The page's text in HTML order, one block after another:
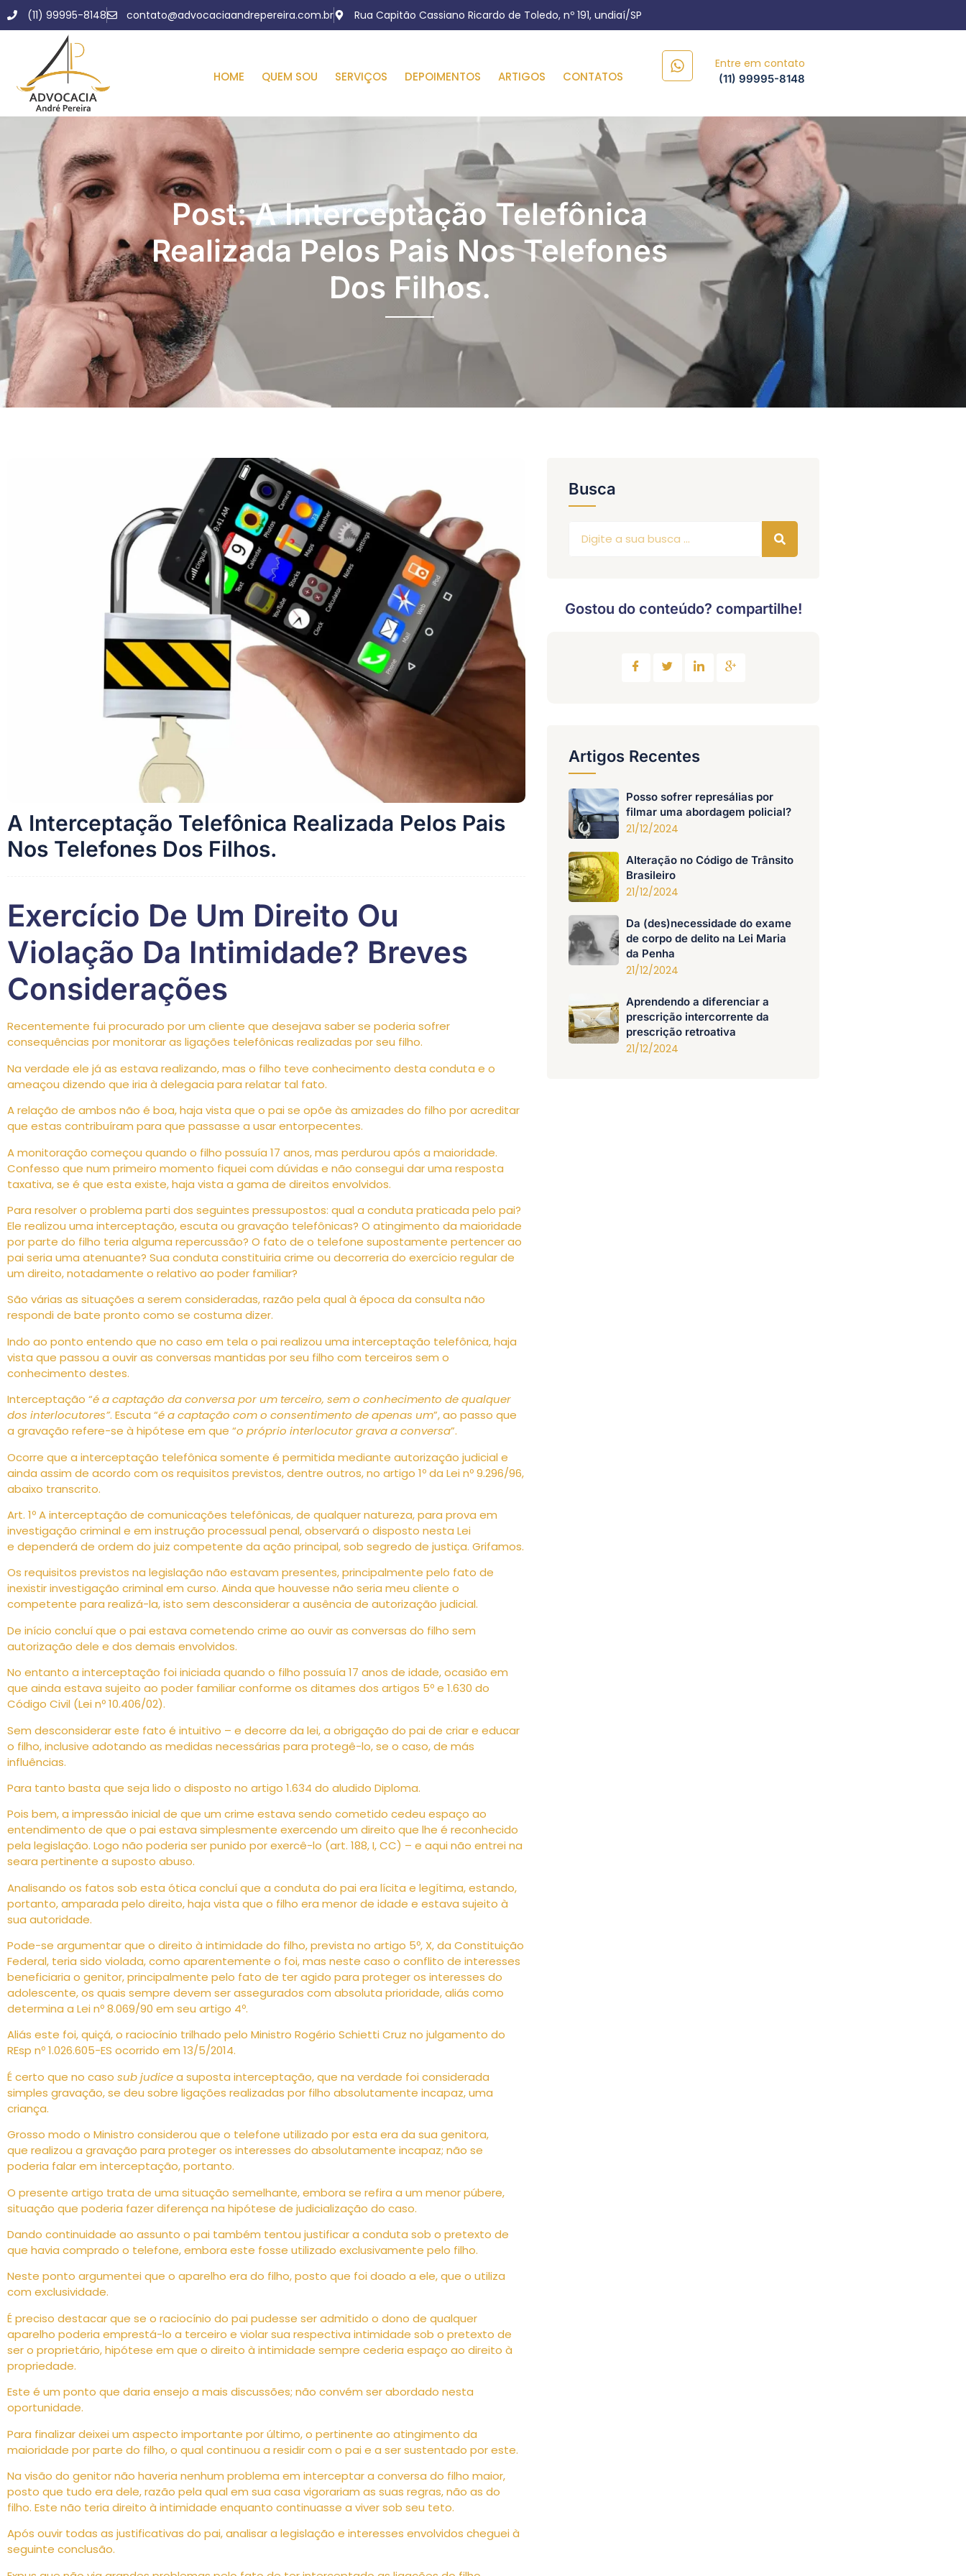
(11) 99995-8148 contato@advocaciaandrepereira.com.br Rua Capitão Cassiano Ricardo de Toledo, nº 191, undiaí/SP
HOME QUEM SOU SERVIÇOS DEPOIMENTOS ARTIGOS CONTATOS
Entre em contato
(11) 99995-8148
Post: A Interceptação Telefônica
Realizada Pelos Pais Nos Telefones
Dos Filhos.
A Interceptação Telefônica Realizada Pelos Pais
Nos Telefones Dos Filhos.
Exercício De Um Direito Ou
Violação Da Intimidade? Breves
Considerações
Recentemente fui procurado por um cliente que desejava saber se poderia sofrer
consequências por monitorar as ligações telefônicas realizadas por seu filho.
Na verdade ele já as estava realizando, mas o filho teve conhecimento desta conduta e o
ameaçou dizendo que iria à delegacia para relatar tal fato.
A relação de ambos não é boa, haja vista que o pai se opõe às amizades do filho por acreditar
que estas contribuíram para que passasse a usar entorpecentes.
A monitoração começou quando o filho possuía 17 anos, mas perdurou após a maioridade.
Confesso que num primeiro momento fiquei com dúvidas e não consegui dar uma resposta
taxativa, se é que esta existe, haja vista a gama de direitos envolvidos.
Para resolver o problema parti dos seguintes pressupostos: qual a conduta praticada pelo pai?
Ele realizou uma interceptação, escuta ou gravação telefônicas? O atingimento da maioridade
por parte do filho teria alguma repercussão? O fato de o telefone supostamente pertencer ao
pai seria uma atenuante? Sua conduta constituiria crime ou decorreria do exercício regular de
um direito, notadamente o relativo ao poder familiar?
São várias as situações a serem consideradas, razão pela qual à época da consulta não
respondi de bate pronto como se costuma dizer.
Indo ao ponto entendo que no caso em tela o pai realizou uma interceptação telefônica, haja
vista que passou a ouvir as conversas mantidas por seu filho com terceiros sem o
conhecimento destes.
Interceptação “é a captação da conversa por um terceiro, sem o conhecimento de qualquer
dos interlocutores”. Escuta “é a captação com o consentimento de apenas um”, ao passo que
a gravação refere-se à hipótese em que “o próprio interlocutor grava a conversa”.
Ocorre que a interceptação telefônica somente é permitida mediante autorização judicial e
ainda assim de acordo com os requisitos previstos, dentre outros, no artigo 1º da Lei nº 9.296/96,
abaixo transcrito.
Art. 1º A interceptação de comunicações telefônicas, de qualquer natureza, para prova em
investigação criminal e em instrução processual penal, observará o disposto nesta Lei
e dependerá de ordem do juiz competente da ação principal, sob segredo de justiça. Grifamos.
Os requisitos previstos na legislação não estavam presentes, principalmente pelo fato de
inexistir investigação criminal em curso. Ainda que houvesse não seria meu cliente o
competente para realizá-la, isto sem desconsiderar a ausência de autorização judicial.
De início concluí que o pai estava cometendo crime ao ouvir as conversas do filho sem
autorização dele e dos demais envolvidos.
No entanto a interceptação foi iniciada quando o filho possuía 17 anos de idade, ocasião em
que ainda estava sujeito ao poder familiar conforme os ditames dos artigos 5º e 1.630 do
Código Civil (Lei nº 10.406/02).
Sem desconsiderar este fato é intuitivo – e decorre da lei, a obrigação do pai de criar e educar
o filho, inclusive adotando as medidas necessárias para protegê-lo, se o caso, de más
influências.
Para tanto basta que seja lido o disposto no artigo 1.634 do aludido Diploma.
Pois bem, a impressão inicial de que um crime estava sendo cometido cedeu espaço ao
entendimento de que o pai estava simplesmente exercendo um direito que lhe é reconhecido
pela legislação. Logo não poderia ser punido por exercê-lo (art. 188, I, CC) – e aqui não entrei na
seara pertinente a suposto abuso.
Analisando os fatos sob esta ótica concluí que a conduta do pai era lícita e legítima, estando,
portanto, amparada pelo direito, haja vista que o filho era menor de idade e estava sujeito à
sua autoridade.
Pode-se argumentar que o direito à intimidade do filho, prevista no artigo 5º, X, da Constituição
Federal, teria sido violada, como aparentemente o foi, mas neste caso o conflito de interesses
beneficiaria o genitor, principalmente pelo fato de ter agido para proteger os interesses do
adolescente, os quais sempre devem ser assegurados com absoluta prioridade, aliás como
determina a Lei nº 8.069/90 em seu artigo 4º.
Aliás este foi, quiçá, o raciocínio trilhado pelo Ministro Rogério Schietti Cruz no julgamento do
REsp nº 1.026.605-ES ocorrido em 13/5/2014.
É certo que no caso sub judicea suposta interceptação, que na verdade foi considerada
simples gravação, se deu sobre ligações realizadas por filho absolutamente incapaz, uma
criança.
Grosso modo o Ministro considerou que o telefone utilizado por esta era da sua genitora,
que realizou a gravação para proteger os interesses do absolutamente incapaz; não se
poderia falar em interceptação, portanto.
O presente artigo trata de uma situação semelhante, embora se refira a um menor púbere,
situação que poderia fazer diferença na hipótese de judicialização do caso.
Dando continuidade ao assunto o pai também tentou justificar a conduta sob o pretexto de
que havia comprado o telefone, embora este fosse utilizado exclusivamente pelo filho.
Neste ponto argumentei que o aparelho era do filho, posto que foi doado a ele, que o utiliza
com exclusividade.
É preciso destacar que se o raciocínio do pai pudesse ser admitido o dono de qualquer
aparelho poderia emprestá-lo a terceiro e violar sua respectiva intimidade sob o pretexto de
ser o proprietário, hipótese em que o direito à intimidade sempre cederia espaço ao direito à
propriedade.
Este é um ponto que daria ensejo a mais discussões; não convém ser abordado nesta
oportunidade.
Para finalizar deixei um aspecto importante por último, o pertinente ao atingimento da
maioridade por parte do filho, o qual continuou a residir com o pai e a ser sustentado por este.
Na visão do genitor não haveria nenhum problema em interceptar a conversa do filho maior,
posto que tudo era dele, razão pela qual em sua casa vigorariam as suas regras, não as do
filho. Este não teria direito à intimidade enquanto continuasse a viver sob seu teto.
Após ouvir todas as justificativas do pai, analisar a legislação e interesses envolvidos cheguei à
seguinte conclusão.
Busca
Gostou do conteúdo? compartilhe!
Artigos Recentes
Posso sofrer represálias por
filmar uma abordagem policial?
21/12/2024
Alteração no Código de Trânsito
Brasileiro
21/12/2024
Da (des)necessidade do exame
de corpo de delito na Lei Maria
da Penha
21/12/2024
Aprendendo a diferenciar a
prescrição intercorrente da
prescrição retroativa
21/12/2024